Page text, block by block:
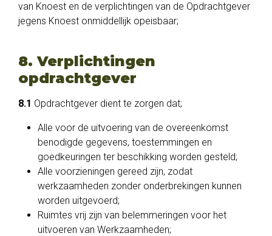
van Knoest en de verplichtingen van de Opdrachtgever
jegens Knoest onmiddellijk opeisbaar;
8. Verplichtingen
opdrachtgever
8.1 Opdrachtgever dient te zorgen dat;
Alle voor de uitvoering van de overeenkomst
benodigde gegevens, toestemmingen en
goedkeuringen ter beschikking worden gesteld;
Alle voorzieningen gereed zijn, zodat
werkzaamheden zonder onderbrekingen kunnen
worden uitgevoerd;
Ruimtes vrij zijn van belemmeringen voor het
uitvoeren van Werkzaamheden;